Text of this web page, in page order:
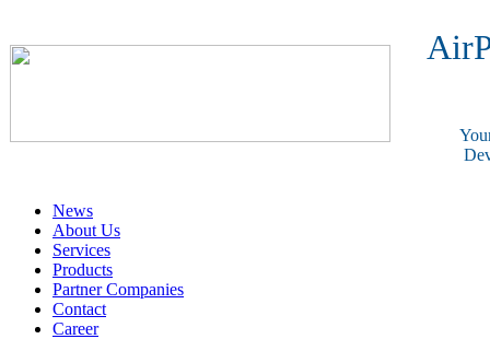
News
About Us
Services
Products
Partner Companies
Contact
Career